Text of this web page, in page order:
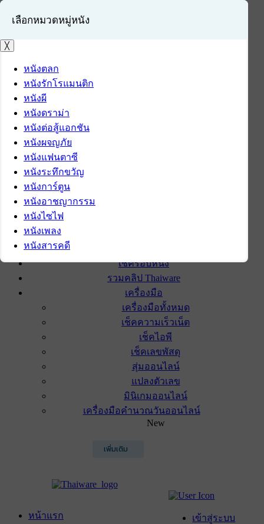
เข้าสู่ระบบ
สมัครสมาชิก
เช็ครอบหนัง
รวมคลิป Thaiware
เครื่องมือ
เครื่องมือทั้งหมด
เช็คความเร็วเน็ต
เช็คไอพี
เช็คเลขพัสดุ
สุ่มออนไลน์
แปลงตัวเลข
มินิเกมออนไลน์
เครื่องมือคำนวณวันออนไลน์
New
เพิ่มเติม
เข้าสู่ระบบ
หน้าแรก
เลือกหมวดหมู่หนัง
╳
หนังตลก
หนังรักโรแมนติก
หนังผี
หนังดราม่า
หนังต่อสู้แอกชัน
หนังผจญภัย
หนังแฟนตาซี
หนังระทึกขวัญ
หนังการ์ตูน
หนังอาชญากรรม
หนังไซไฟ
หนังเพลง
หนังสารคดี